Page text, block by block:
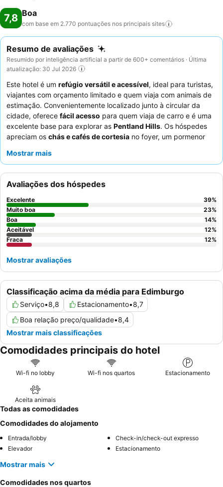
7,8 Boa
com base em 2.770 pontuações nos principais sites
Resumo de avaliações
Resumido por inteligência artificial a partir de 600+ comentários · Última
atualização: 30 Jul 2026
Este hotel é um refúgio versátil e acessível, ideal para turistas,
viajantes com orçamento limitado e quem viaja com animais de
estimação. Convenientemente localizado junto à circular da
cidade, oferece fácil acesso para quem viaja de carro e é uma
excelente base para explorar as Pentland Hills. Os hóspedes
apreciam os chás e cafés de cortesia no foyer, um pormenor
recebe consistentemente elogios pelo seu profissionalismo e
experiência mais tranquila, os hóspedes devem pedir um quarto
virado para o jardim.
Mostrar mais
Classificação acima da média para Edimburgo
Serviço•8,8 Estacionamento•8,7
Boa relação preço/qualidade•8,4
Mostrar mais classificações
Avaliações dos hóspedes
Excelente 39%
Muito boa
23%
Boa
14%
Aceitável
12%
Fraca
12%
Mostrar avaliações
Comodidades principais do hotel
Wi-fi no lobby Wi-fi nos quartos Estacionamento
Aceita animais
Todas as comodidades
Comodidades do alojamento
Entrada/lobby
Check-in/check-out expresso
Elevador
Estacionamento
Mostrar mais
Comodidades nos quartos